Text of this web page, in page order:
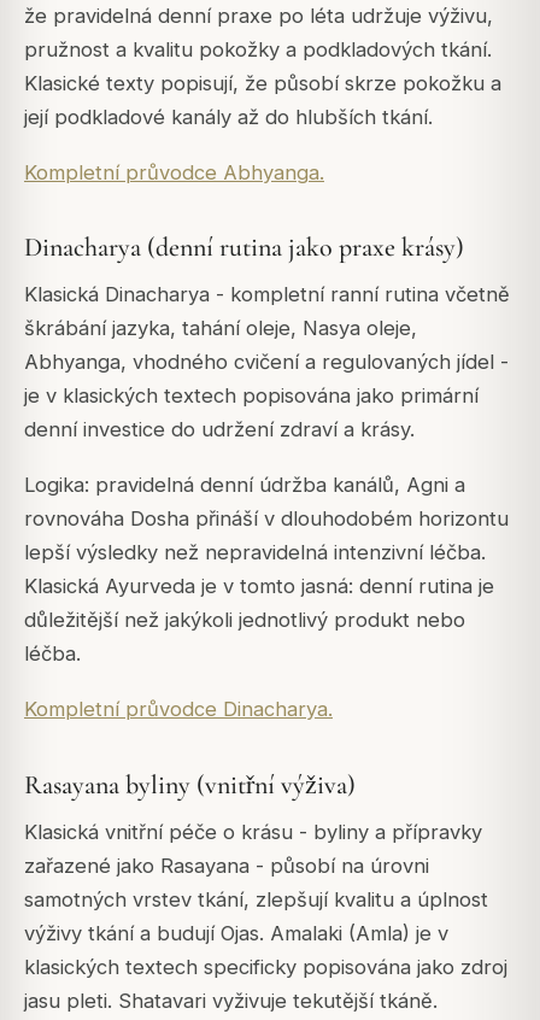
že pravidelná denní praxe po léta udržuje výživu,
pružnost a kvalitu pokožky a podkladových tkání.
Klasické texty popisují, že působí skrze pokožku a
její podkladové kanály až do hlubších tkání.
Kompletní průvodce Abhyanga.
Dinacharya (denní rutina jako praxe krásy)
Klasická Dinacharya - kompletní ranní rutina včetně
škrábání jazyka, tahání oleje, Nasya oleje,
Abhyanga, vhodného cvičení a regulovaných jídel -
je v klasických textech popisována jako primární
denní investice do udržení zdraví a krásy.
Logika: pravidelná denní údržba kanálů, Agni a
rovnováha Dosha přináší v dlouhodobém horizontu
lepší výsledky než nepravidelná intenzivní léčba.
Klasická Ayurveda je v tomto jasná: denní rutina je
důležitější než jakýkoli jednotlivý produkt nebo
léčba.
Kompletní průvodce Dinacharya.
Rasayana byliny (vnitřní výživa)
Klasická vnitřní péče o krásu - byliny a přípravky
zařazené jako Rasayana - působí na úrovni
samotných vrstev tkání, zlepšují kvalitu a úplnost
výživy tkání a budují Ojas. Amalaki (Amla) je v
klasických textech specificky popisována jako zdroj
jasu pleti. Shatavari vyživuje tekutější tkáně.